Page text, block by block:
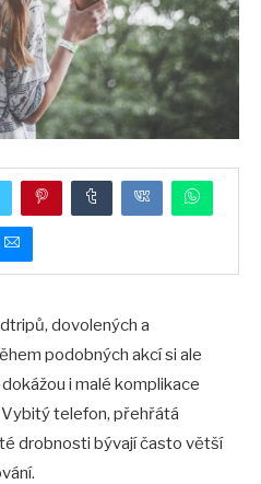
dovolených a
podobných akcí si ale
i malé komplikace
telefon, přehřátá
drobnosti bývají často větší